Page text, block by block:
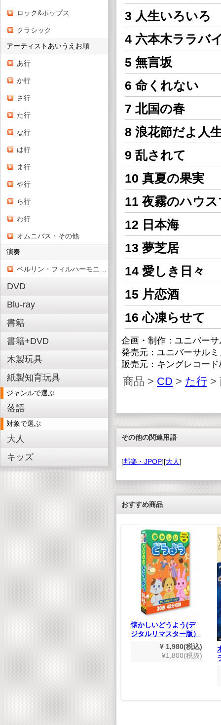
ロック&ポップス
クラシック
アーティストあいうえお順
あ行
か行
さ行
た行
な行
は行
ま行
や行
ら行
わ行
オムニバス・その他
演奏
DVD
Blu-ray
書籍
書籍+DVD
木製玩具
紙製知育玩具
ジャンルで選ぶ
落語
対象で選ぶ
大人
キッズ
3 人生いろいろ
4 六本木ララバ
5 無言坂
6 命くれない
7 北国の春
8 浪花節だよ人
9 乱されて
10 真夏の果実
11 夜霧のハウ
12 日本海
13 夢芝居
14 愛しき日々
15 片恋酒
16 心凍らせて
企画・制作：ユニバー
発売元：ユニバーサル
販売元：キングレコー
商品 > CD > た行 >
その他の関連用語
[邦楽・JPOP][大人]
おすすめ商品
き
税込)
税抜)
世界めいさくどうわ
(デジタルリマスター
版）
¥ 1,980(税込)
¥1,800(税抜)
懐かしいどうよう(デ
ジタルリマスター版）
¥ 1,980(税込)
¥1,800(税抜)